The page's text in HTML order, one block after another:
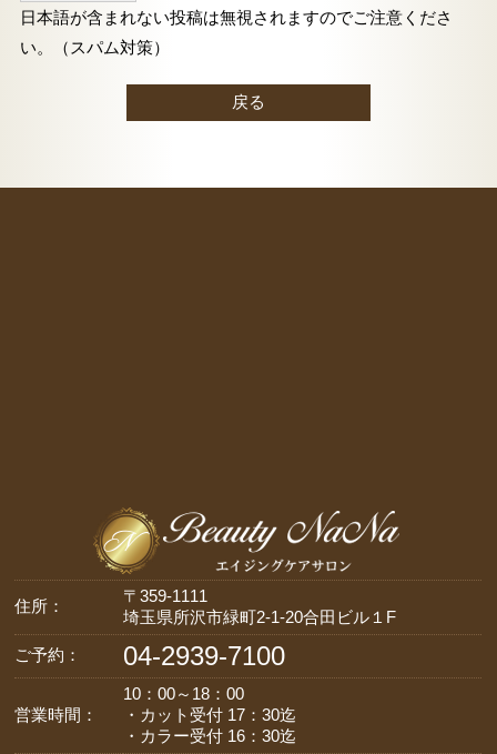
日本語が含まれない投稿は無視されますのでご注意くださ
い。（スパム対策）
戻る
住所：
〒359-1111
埼玉県所沢市緑町2-1-20合田ビル１F
ご予約：
04-2939-7100
営業時間：
10：00～18：00
・カット受付 17：30迄
・カラー受付 16：30迄